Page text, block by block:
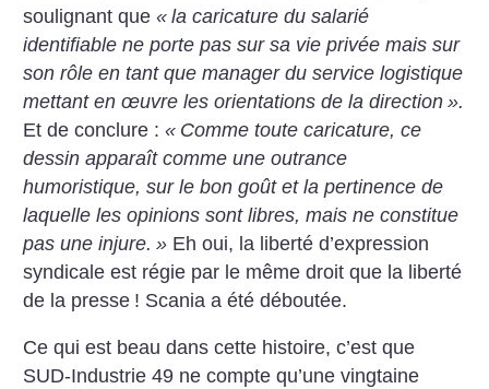
soulignant que« la caricature du salarié
identifiable ne porte pas sur sa vie privée mais sur
son rôle en tant que manager du service logistique
mettant en œuvre les orientations de la direction ».
Et de conclure :« Comme toute caricature, ce
dessin apparaît comme une outrance
humoristique, sur le bon goût et la pertinence de
laquelle les opinions sont libres, mais ne constitue
pas une injure. » Eh oui, la liberté d’expression
syndicale est régie par le même droit que la liberté
de la presse ! Scania a été déboutée.
Ce qui est beau dans cette histoire, c’est que
SUD-Industrie 49 ne compte qu’une vingtaine